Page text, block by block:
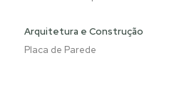
Arquitetura e Construção
Placa de Parede